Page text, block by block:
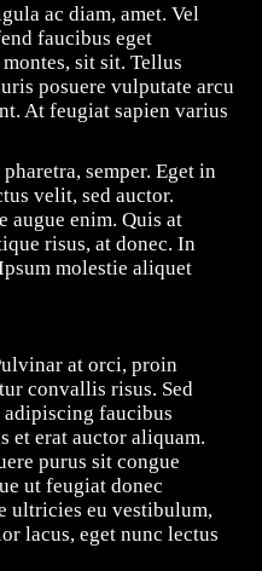
ac diam, amet. Vel
faucibus eget
sit sit. Tellus
posuere vulputate arcu
At feugiat sapien varius
semper. Eget in
velit, sed auctor.
augue enim. Quis at
risus, at donec. In
molestie aliquet
at orci, proin
convallis risus. Sed
faucibus
et erat auctor aliquam.
purus sit congue
ut feugiat donec
ultricies eu vestibulum,
lacus, eget nunc lectus